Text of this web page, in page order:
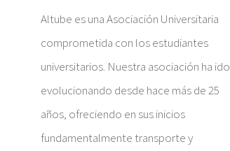
Altube es una Asociación Universitaria
comprometida con los estudiantes
universitarios. Nuestra asociación ha ido
evolucionando desde hace más de 25
años, ofreciendo en sus inicios
fundamentalmente transporte y